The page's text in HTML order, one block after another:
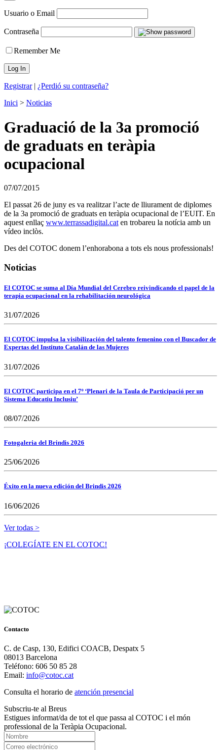
Usuario o Email
Contraseña
Remember Me
Registrar| ¿Perdió su contraseña?
Inici > Noticias
Graduació de la 3a promoció
de graduats en teràpia
ocupacional
07/07/2015
El passat 26 de juny es va realitzar l’acte de lliurament de diplomes
de la 3a promoció de graduats en teràpia ocupacional de l’EUIT. En
aquest enllaç www.terrassadigital.cat en trobareu la notícia amb un
vídeo inclòs.
Des del COTOC donem l’enhorabona a tots els nous professionals!
Noticias
El COTOC se suma al Día Mundial del Cerebro reivindicando el papel de la
terapia ocupacional en la rehabilitación neurológica
31/07/2026
El COTOC impulsa la visibilización del talento femenino con el Buscador de
Expertas del Instituto Catalán de las Mujeres
31/07/2026
El COTOC participa en el 7º ‘Plenari de la Taula de Participació per un
Sistema Educatiu Inclusiu’
08/07/2026
Fotogaleria del Brindis 2026
25/06/2026
Éxito en la nueva edición del Brindis 2026
16/06/2026
Ver todas >
¡COLEGÍATE EN EL COTOC!
Contacto
C. de Casp, 130, Edifici COACB, Despatx 5
08013 Barcelona
Teléfono: 606 50 85 28
Email: info@cotoc.cat
Consulta el horario de atención presencial
Subscriu-te al Breus
Estigues informat/da de tot el que passa al COTOC i el món
professional de la Teràpia Ocupacional.